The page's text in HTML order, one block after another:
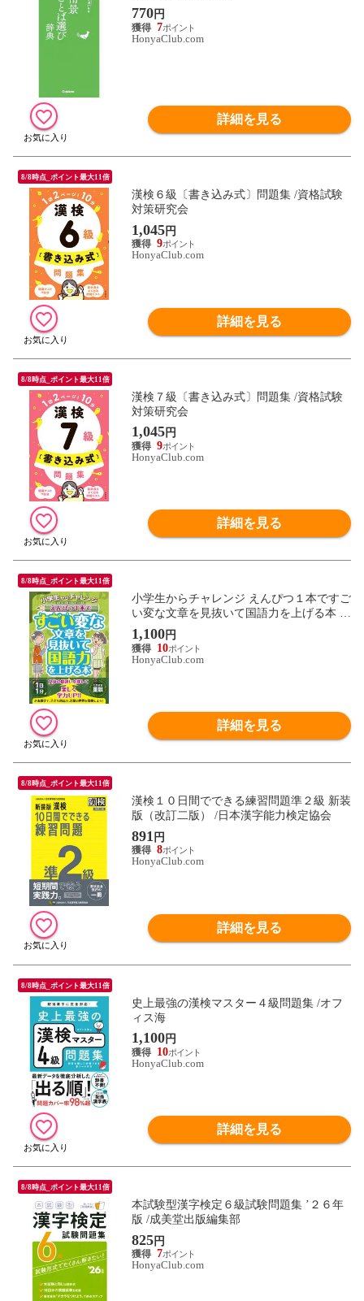
770円
7
HonyaClub.com
詳細を見る
8/8時点_ポイント最大11倍
漢検６級〔書き込み式〕問題集 /資格試験
対策研究会
1,045円
9
HonyaClub.com
詳細を見る
8/8時点_ポイント最大11倍
漢検７級〔書き込み式〕問題集 /資格試験
対策研究会
1,045円
9
HonyaClub.com
詳細を見る
8/8時点_ポイント最大11倍
小学生からチャレンジ えんぴつ１本ですご
い変な文章を見抜いて国語力を上げる本 /
岩佐義樹
1,100円
10
HonyaClub.com
詳細を見る
8/8時点_ポイント最大11倍
漢検１０日間でできる練習問題準２級 新装
版（改訂二版） /日本漢字能力検定協会
891 円
8
HonyaClub.com
詳細を見る
8/8時点_ポイント最大11倍
史上最強の漢検マスター４級問題集 /オフ
ィス海
1,100円
10
HonyaClub.com
詳細を見る
8/8時点_ポイント最大11倍
本試験型漢字検定６級試験問題集 ’２６年
版 /成美堂出版編集部
825円
7
HonyaClub.com